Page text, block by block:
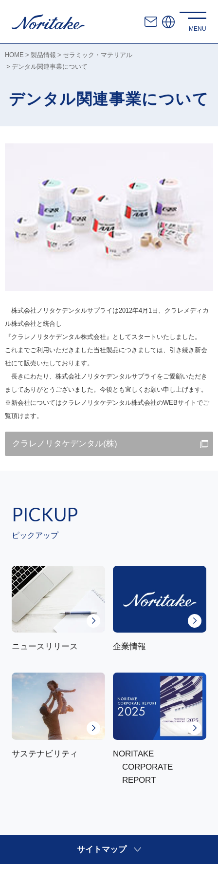
HOME 製品情報
セラミック・マテリアル
デンタル関連事業について
デンタル関連事業について
株式会社ノリタケデンタルサプライは2012年4月1日、クラレメディカ
ル株式会社と統合し
『クラレノリタケデンタル株式会社』としてスタートいたしました。
これまでご利用いただきました当社製品につきましては、引き続き新会
社にて販売いたしております。
長きにわたり、株式会社ノリタケデンタルサプライをご愛顧いただき
ましてありがとうございました。今後とも宜しくお願い申し上げます。
※新会社についてはクラレノリタケデンタル株式会社のWEBサイトでご
覧頂けます。
クラレノリタケデンタル(株)
PICKUP
ピックアップ
ニュースリリース 企業情報
サステナビリティ
NORITAKE
CORPORATE
REPORT
サイトマップ